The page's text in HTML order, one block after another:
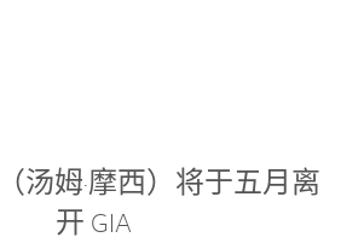
汤姆·摩西）将于五月离
开 GIA